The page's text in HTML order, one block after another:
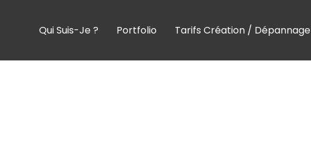
Qui Suis-Je ? Portfolio Tarifs Création / Dépannage